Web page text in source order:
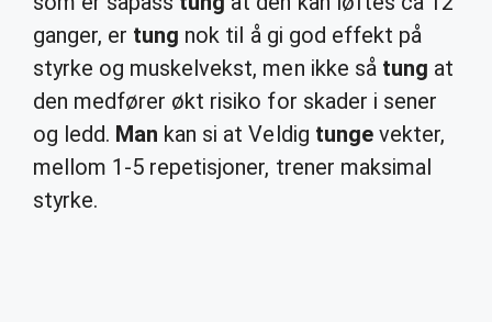
ganger, er tung nok til å gi god effekt på
styrke og muskelvekst, men ikke så tung at
den medfører økt risiko for skader i sener
og ledd. Man kan si at Veldig tungevekter,
mellom 1-5 repetisjoner, trener maksimal
styrke.